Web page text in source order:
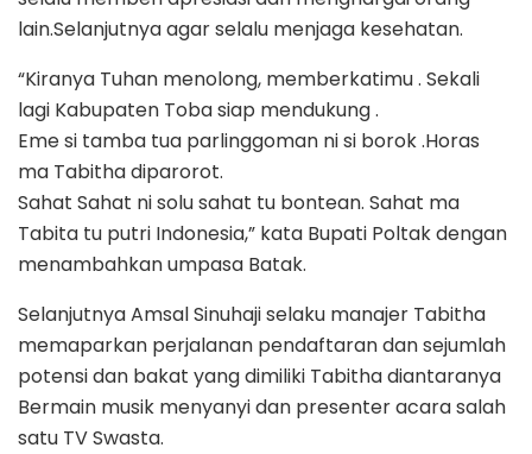
lain.Selanjutnya agar selalu menjaga kesehatan.
“Kiranya Tuhan menolong, memberkatimu . Sekali
lagi Kabupaten Toba siap mendukung .
Eme si tamba tua parlinggoman ni si borok .Horas
ma Tabitha diparorot.
Sahat Sahat ni solu sahat tu bontean. Sahat ma
Tabita tu putri Indonesia,” kata Bupati Poltak dengan
menambahkan umpasa Batak.
Selanjutnya Amsal Sinuhaji selaku manajer Tabitha
memaparkan perjalanan pendaftaran dan sejumlah
potensi dan bakat yang dimiliki Tabitha diantaranya
Bermain musik menyanyi dan presenter acara salah
satu TV Swasta.